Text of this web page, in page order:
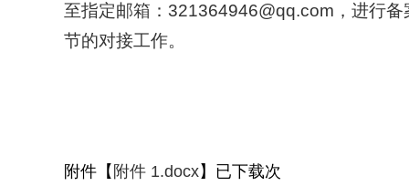
至指定邮箱： 321364946@qq.com ，进行
节的对接工作。
附件【 附件 1.docx】已下载次